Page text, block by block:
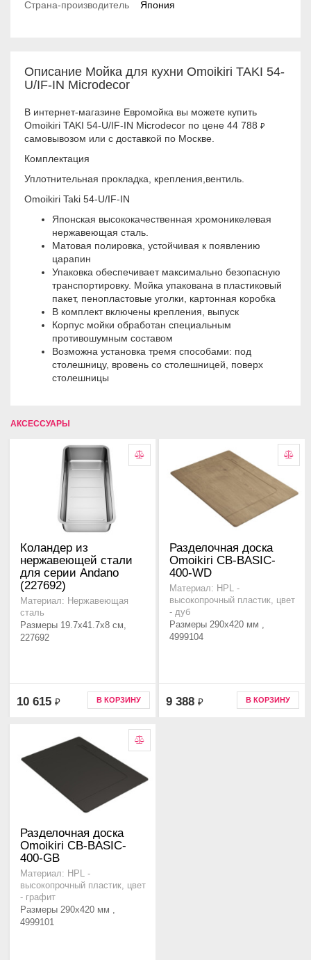
Страна-производитель
Япония
Описание Мойка для кухни Omoikiri TAKI 54-
U/IF-IN Microdecor
В интернет-магазине Евромойка вы можете купить
Omoikiri TAKI 54-U/IF-IN Microdecor по цене 44 788 ₽
самовывозом или с доставкой по Москве.
Комплектация
Уплотнительная прокладка, крепления,вентиль.
Omoikiri Taki 54-U/IF-IN
Японская высококачественная хромоникелевая
нержавеющая сталь.
Матовая полировка, устойчивая к появлению
царапин
Упаковка обеспечивает максимально безопасную
транспортировку. Мойка упакована в пластиковый
пакет, пенопластовые уголки, картонная коробка
В комплект включены крепления, выпуск
Корпус мойки обработан специальным
противошумным составом
Возможна установка тремя способами: под
столешницу, вровень со столешницей, поверх
столешницы
АКСЕССУАРЫ
Коландер из
нержавеющей стали
для серии Andano
(227692)
Материал: Нержавеющая
сталь
Размеры 19.7х41.7х8 см,
227692
10 615 ₽ В КОРЗИНУ
Разделочная доска
Omoikiri CB-BASIC-
400-WD
Материал: HPL -
высокопрочный пластик, цвет
- дуб
Размеры 290x420 мм ,
4999104
9 388 ₽ В КОРЗИНУ
Разделочная доска
Omoikiri CB-BASIC-
400-GB
Материал: HPL -
высокопрочный пластик, цвет
- графит
Размеры 290x420 мм ,
4999101